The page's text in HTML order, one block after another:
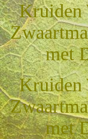
Kruiden
met
Kruiden
met